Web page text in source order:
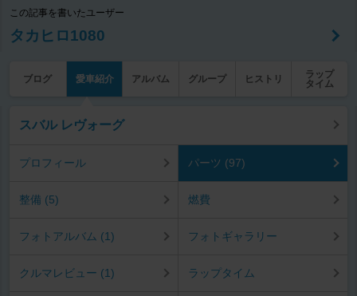
この記事を書いたユーザー
タカヒロ1080
ブログ 愛車紹介 アルバム グループ ヒストリ
ラップ
タイム
スバル レヴォーグ
プロフィール パーツ (97)
整備 (5) 燃費
フォトアルバム (1) フォトギャラリー
クルマレビュー (1) ラップタイム